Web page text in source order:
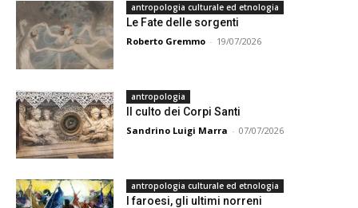
antropologia culturale ed etnologia
Le Fate delle sorgenti
Roberto Gremmo - 19/07/2026
antropologia
Il culto dei Corpi Santi
Sandrino Luigi Marra - 07/07/2026
antropologia culturale ed etnologia
I faroesi, gli ultimi norreni